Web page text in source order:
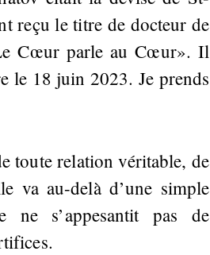
reçu le titre de docteur de
Cœur parle au Cœur». Il
le 18 juin 2023. Je prends
toute relation véritable, de
va au-delà d’une simple
ne s’appesantit pas de